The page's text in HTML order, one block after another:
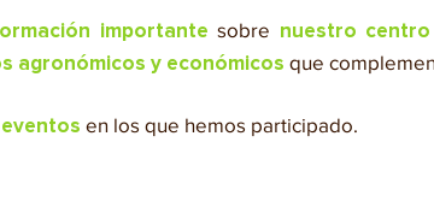
importante sobre nuestro
agronómicos y económicos que
en los que hemos participado.